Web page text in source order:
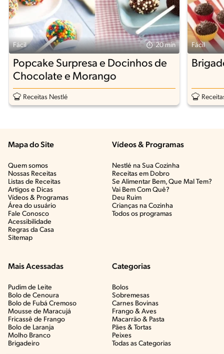
Fácil 20 min
Popcake Surpresa e Docinhos de
Chocolate e Morango
Receitas Nestlé
Fácil
Mapa do Site
Quem somos
Nossas Receitas
Listas de Receitas​
Artigos e Dicas​
Vídeos & Programas​
Área do usuário
Fale Conosco
Acessibilidade
Regras da Casa
Sitemap
Vídeos & Programas​
Nestlé na Sua Cozinha
Receitas em Dobro
Se Alimentar Bem, Que Mal Tem?​
Vai Bem Com Quê?​
Deu Ruim​
Crianças na Cozinha​
Todos os programas
Mais Acessadas
Pudim de Leite
Bolo de Cenoura
Bolo de Fubá Cremoso
Mousse de Maracujá
Fricassê de Frango
Bolo de Laranja
Molho Branco
Brigadeiro
Categorias
Bolos
Sobremesas
Carnes Bovinas​
Frango & Aves​
Macarrão & Pasta​
Pães & Tortas​
Peixes
Todas as Categorias